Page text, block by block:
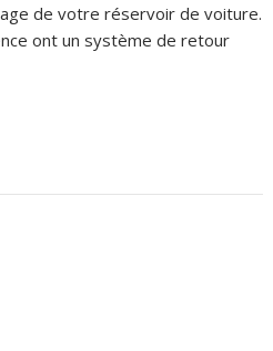
de votre réservoir de voiture.
ont un système de retour